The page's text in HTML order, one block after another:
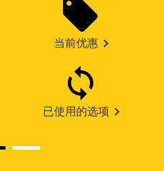
当前优惠
已使用的选项